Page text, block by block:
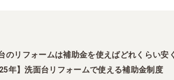
のリフォームは補助金を使えばどれくらい安
年】洗面台リフォームで使える補助金制度